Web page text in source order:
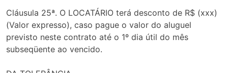
Cláusula 25ª. O LOCATÁRIO terá desconto de R$ (xxx)
(Valor expresso), caso pague o valor do aluguel
previsto neste contrato até o 1º dia útil do mês
subseqüente ao vencido.